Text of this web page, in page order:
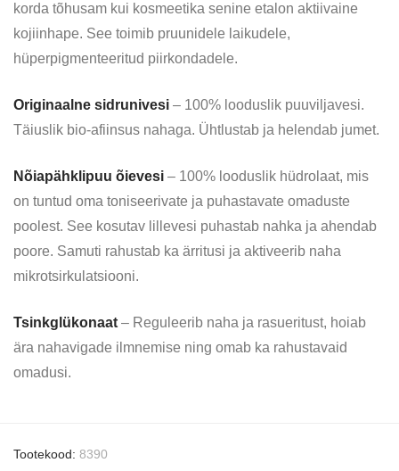
korda tõhusam kui kosmeetika senine etalon aktiivaine
kojiinhape. See toimib pruunidele laikudele,
hüperpigmenteeritud piirkondadele.
Originaalne sidrunivesi – 100% looduslik puuviljavesi.
Täiuslik bio-afiinsus nahaga. Ühtlustab ja helendab jumet.
Nõiapähklipuu õievesi – 100% looduslik hüdrolaat, mis
on tuntud oma toniseerivate ja puhastavate omaduste
poolest. See kosutav lillevesi puhastab nahka ja ahendab
poore. Samuti rahustab ka ärritusi ja aktiveerib naha
mikrotsirkulatsiooni.
Tsinkglükonaat – Reguleerib naha ja rasueritust, hoiab
ära nahavigade ilmnemise ning omab ka rahustavaid
omadusi.
Tootekood: 8390